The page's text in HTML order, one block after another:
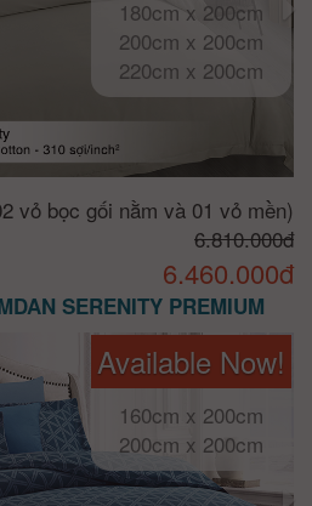
180cm x 200cm
200cm x 200cm
220cm x 200cm
vỏ bọc gối nằm và 01 vỏ mền)
6.810.000đ
6.460.000đ
SERENITY PREMIUM
Available Now!
160cm x 200cm
200cm x 200cm